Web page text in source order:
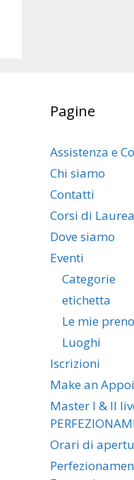
Pagine
Assistenza e
Chi siamo
Contatti
Corsi di Laurea
Dove siamo
Eventi
Categorie
etichetta
Le mie
Luoghi
Iscrizioni
Make an
Master I & II
Orari di